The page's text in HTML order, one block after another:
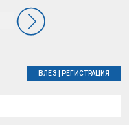
ВЛЕЗ РЕГИСТРАЦИЯ